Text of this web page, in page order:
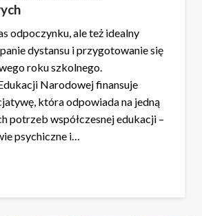
odpoczynku, ale też idealny
dystansu i przygotowanie się
roku szkolnego.
Narodowej finansuje
która odpowiada na jedną
potrzeb współczesnej edukacji –
psychiczne i…